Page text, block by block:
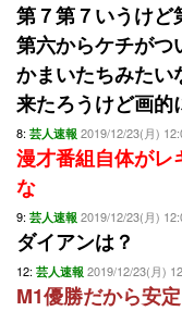
第７第７いうけど
第六からケチがつ
かまいたちみたい
来たろうけど画的
8: 芸人速報 2019/12/23(月)
漫才番組自体がレ
な
9: 芸人速報 2019/12/23(月)
ダイアンは？
12: 芸人速報 2019/12/23(月)
M1優勝だから安